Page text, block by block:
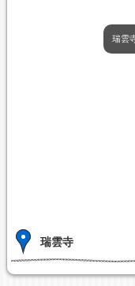
瑞雲
瑞雲寺